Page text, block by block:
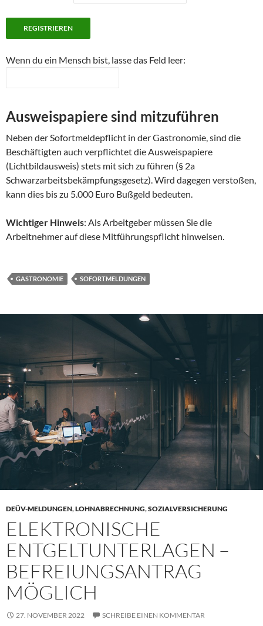
Wenn du ein Mensch bist, lasse das Feld leer:
Ausweispapiere sind mitzuführen
Neben der Sofortmeldepflicht in der Gastronomie, sind die
Beschäftigten auch verpflichtet die Ausweispapiere
(Lichtbildausweis) stets mit sich zu führen (§ 2a
Schwarzarbeitsbekämpfungsgesetz). Wird dagegen verstoßen,
kann dies bis zu 5.000 Euro Bußgeld bedeuten.
Wichtiger Hinweis: Als Arbeitgeber müssen Sie die
Arbeitnehmer auf diese Mitführungspflicht hinweisen.
GASTRONOMIE SOFORTMELDUNGEN
DEÜV-MELDUNGEN,LOHNABRECHNUNG,SOZIALVERSICHERUNG
ELEKTRONISCHE
ENTGELTUNTERLAGEN –
BEFREIUNGSANTRAG
MÖGLICH
27. NOVEMBER 2022 SCHREIBE EINEN KOMMENTAR